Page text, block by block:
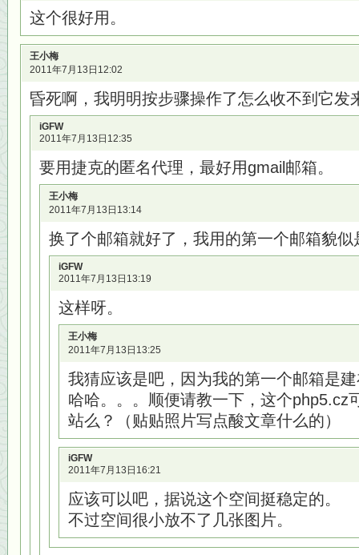
这个很好用。
王小梅
2011年7月13日12:02
昏死啊，我明明按步骤操作了怎么收不到它发
iGFW
2011年7月13日12:35
要用捷克的匿名代理，最好用gmail邮箱。
王小梅
2011年7月13日13:14
换了个邮箱就好了，我用的第一个邮箱貌似
iGFW
2011年7月13日13:19
这样呀。
王小梅
2011年7月13日13:25
我猜应该是吧，因为我的第一个邮箱是
哈哈。。。顺便请教一下，这个php5.cz
站么？（贴贴照片写点酸文章什么的）
iGFW
2011年7月13日16:21
应该可以吧，据说这个空间挺稳定的。
不过空间很小放不了几张图片。